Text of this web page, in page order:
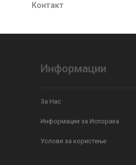
Контакт
Информации
За Нас
Информации за Испорака
Услови за користење